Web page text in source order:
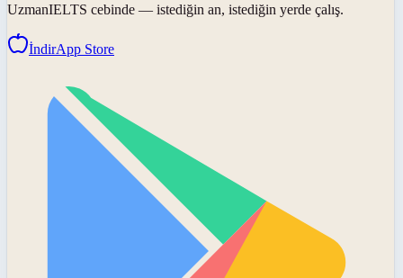
UzmanIELTS cebinde — istediğin an, istediğin yerde çalış.
İndirApp Store